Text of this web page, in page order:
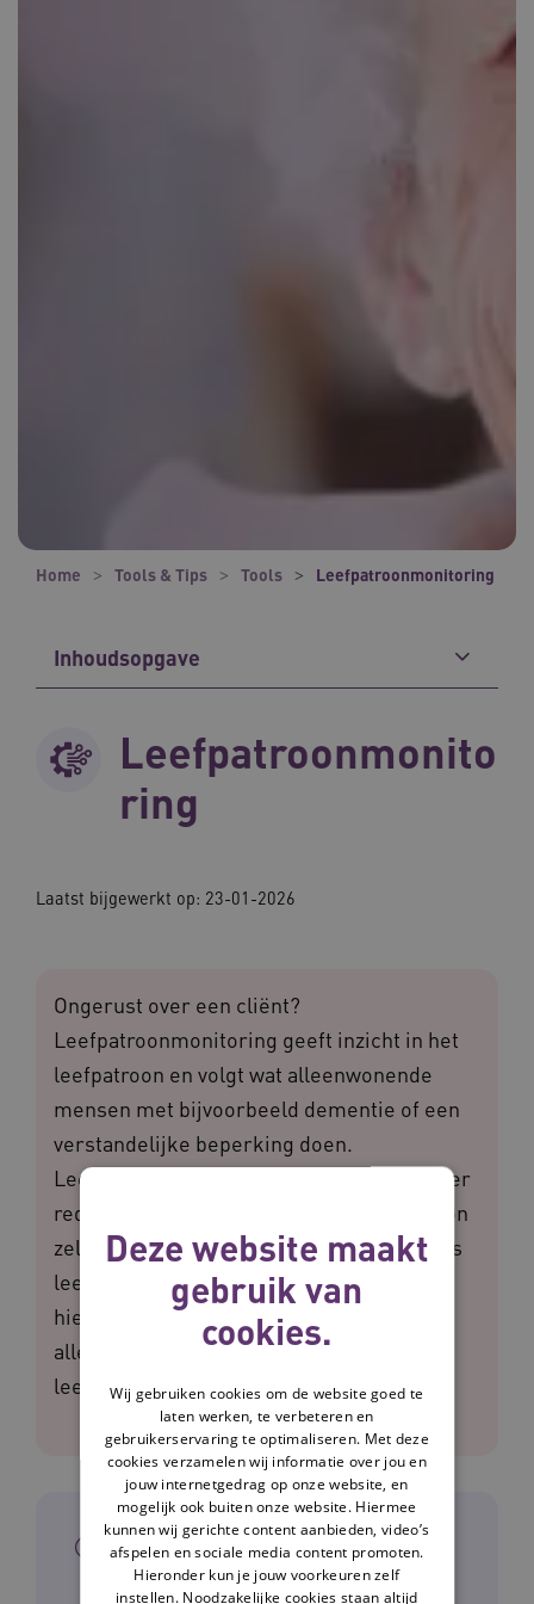
Home Tools & Tips Tools Leefpatroonmonitoring
Inhoudsopgave
Leefpatroonmonito
ring
Laatst bijgewerkt op: 23-01-2026
Ongerust over een cliënt?
Leefpatroonmonitoring geeft inzicht in het
leefpatroon en volgt wat alleenwonende
mensen met bijvoorbeeld dementie of een
verstandelijke beperking doen.
Leefpatroonmonitoring zet je in wanneer er
reden is tot toezicht op afstand. De persoon
zelf kan geen veranderingen meer in diens
leefpatroon of gezondheid herkennen of
hierover communiceren. Je ontdekt hier
alles over de inzet van
leefpatroonmonitoring.
In het kort
Deze website maakt
gebruik van
cookies.
Wij gebruiken cookies om de website goed te
laten werken, te verbeteren en
gebruikerservaring te optimaliseren. Met deze
cookies verzamelen wij informatie over jou en
jouw internetgedrag op onze website, en
mogelijk ook buiten onze website. Hiermee
kunnen wij gerichte content aanbieden, video’s
afspelen en sociale media content promoten.
Hieronder kun je jouw voorkeuren zelf
instellen. Noodzakelijke cookies staan altijd